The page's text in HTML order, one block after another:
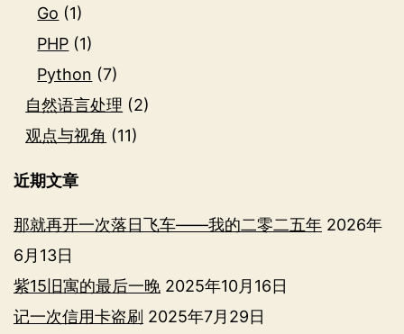
Go (1)
PHP (1)
Python (7)
自然语言处理 (2)
观点与视角 (11)
近期文章
那就再开一次落日飞车——我的二零二五年 2026年
6月13日
紫15旧寓的最后一晚 2025年10月16日
记一次信用卡盗刷 2025年7月29日